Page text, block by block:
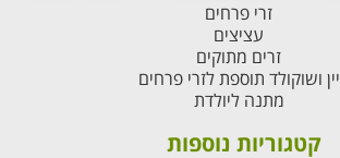
זרי פרחים
עציצים
זרים מתוקים
יין ושוקולד תוספת לזרי פרחים
מתנה ליולדת
קטגוריות נוספות